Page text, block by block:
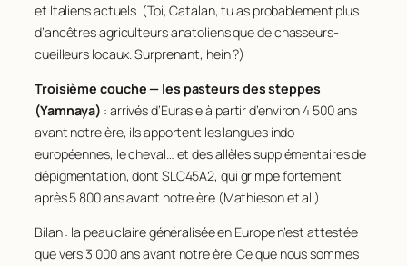
et Italiens actuels. (Toi, Catalan, tu as probablement plus
d’ancêtres agriculteurs anatoliens que de chasseurs-
cueilleurs locaux. Surprenant, hein ?)
Troisième couche — les pasteurs des steppes
(Yamnaya) : arrivés d’Eurasie à partir d’environ 4 500 ans
avant notre ère, ils apportent les langues indo-
européennes, le cheval… et des allèles supplémentaires de
dépigmentation, dont SLC45A2, qui grimpe fortement
après 5 800 ans avant notre ère (Mathieson et al.).
Bilan : la peau claire généralisée en Europe n’est attestée
que vers 3 000 ans avant notre ère. Ce que nous sommes